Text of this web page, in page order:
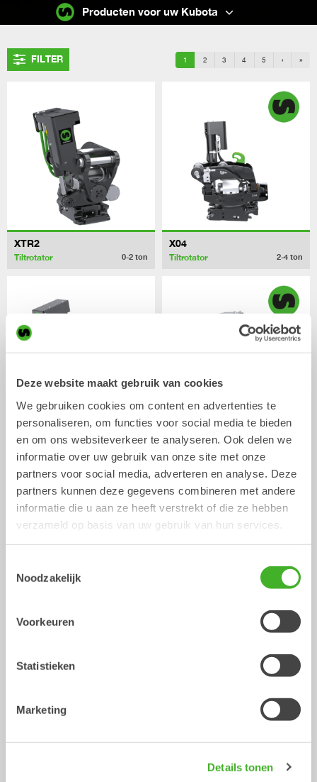
Deze website maakt gebruik van cookies
We gebruiken cookies om content en advertenties te
personaliseren, om functies voor social media te bieden
en om ons websiteverkeer te analyseren. Ook delen we
informatie over uw gebruik van onze site met onze
partners voor social media, adverteren en analyse. Deze
partners kunnen deze gegevens combineren met andere
informatie die u aan ze heeft verstrekt of die ze hebben
verzameld op basis van uw gebruik van hun services.
Noodzakelijk
Voorkeuren
Statistieken
Marketing
Details tonen
FILTER 1 2 3 4 5 › »
XTR2
Tiltrotator 0-2 ton
X04
Tiltrotator 2-4 ton
XTR7
Tiltrotator 4-7 ton
X07
Tiltrotator
Producten voor uw Kubota